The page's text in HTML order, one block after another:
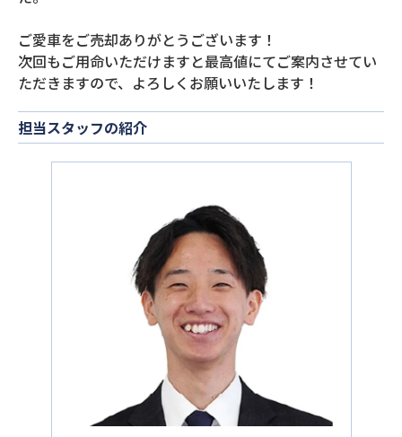
ご愛車をご売却ありがとうございます！
次回もご用命いただけますと最高値にてご案内させてい
ただきますので、よろしくお願いいたします！
担当スタッフの紹介